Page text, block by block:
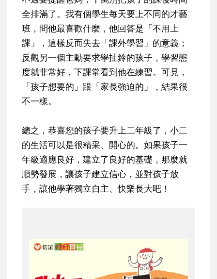
全排滿了。我有個學生每天要上不同的才藝
班，問他最喜歡什麼，他回答是「不用上
課」，這樣反而失去「課外學習」的意義；
反觀另一個主動要求學扯鈴的孩子，學習態
度就非常好，下課常看到他在練習。可見，
「孩子想要的」跟「家長強迫的」，結果很
不一樣。
總之，恭喜您的孩子要升上二年級了，小二
的生活可以是很精采、開心的。如果孩子一
年級適應良好，建立了良好的基礎，那麼就
順勢發展，讓孩子建立信心，並對孩子放
手，讓他學著獨立自主、快樂長大吧！